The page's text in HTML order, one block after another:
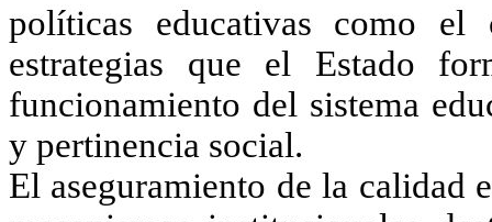
políticas educativas como el
estrategias que el Estado
funcionamiento del sistema
y pertinencia social.
El aseguramiento de la calidad